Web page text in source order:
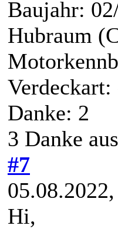
Baujahr:
Hubraum
Danke: 2
3 Danke
#7
Hi,